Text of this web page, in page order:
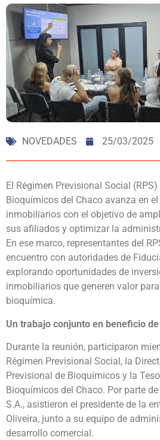
NOVEDADES 25/03/2025
El Régimen Previsional Social
Bioquímicos del Chaco avanza en
inmobiliarios con el objetivo de
sus afiliados y optimizar la
En ese marco, representantes del
encuentro con autoridades de
explorando oportunidades de
inmobiliarios que generen valor
bioquímica.
Un trabajo conjunto en beneficio
Durante la reunión, participaron
Régimen Previsional Social, la
Previsional de Bioquímicos y la
Bioquímicos del Chaco. Por parte
S.A., asistieron el presidente de la
Oliveira, junto a su equipo de
desarrollo comercial.